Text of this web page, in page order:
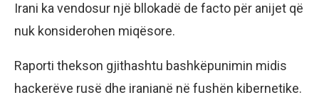
Irani ka vendosur një bllokadë de facto për anijet që
nuk konsiderohen miqësore.
Raporti thekson gjithashtu bashkëpunimin midis
hackerëve rusë dhe iranianë në fushën kibernetike.